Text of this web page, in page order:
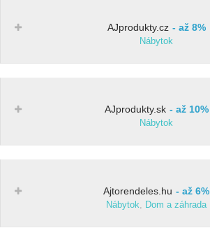
AJprodukty.cz až 8%
Nábytok
AJprodukty.sk až 10%
Nábytok
Ajtorendeles.hu až 6%
Nábytok, Dom a záhrada